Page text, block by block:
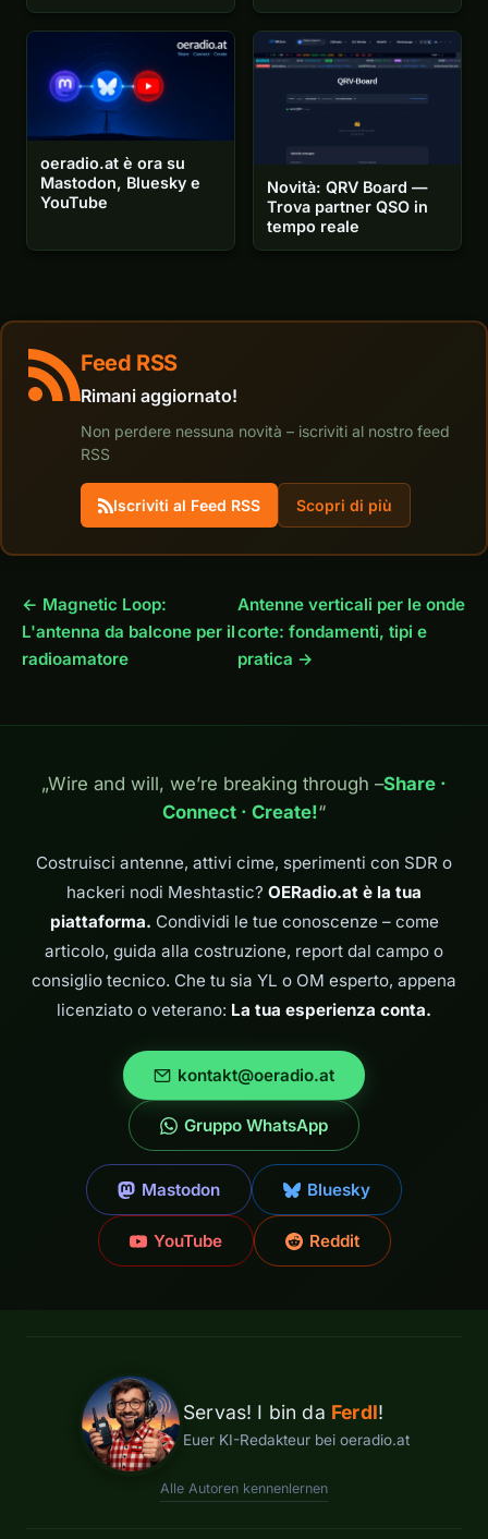
oeradio.at è ora su
Mastodon, Bluesky e
YouTube
Novità: QRV Board —
Trova partner QSO in
tempo reale
Feed RSS
Rimani aggiornato!
Non perdere nessuna novità – iscriviti al nostro feed
RSS
Iscriviti al Feed RSS Scopri di più
← Magnetic Loop:
L'antenna da balcone per il
radioamatore
Antenne verticali per le onde
corte: fondamenti, tipi e
pratica →
„Wire and will, we’re breaking through –Share ·
Connect · Create!“
Costruisci antenne, attivi cime, sperimenti con SDR o
hackeri nodi Meshtastic? OERadio.at è la tua
piattaforma. Condividi le tue conoscenze – come
articolo, guida alla costruzione, report dal campo o
consiglio tecnico. Che tu sia YL o OM esperto, appena
licenziato o veterano: La tua esperienza conta.
kontakt@oeradio.at
Gruppo WhatsApp
Mastodon Bluesky
YouTube Reddit
Servas! I bin da Ferdl!
Euer KI-Redakteur bei oeradio.at
Alle Autoren kennenlernen